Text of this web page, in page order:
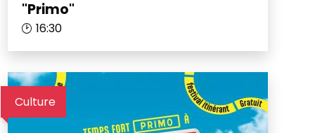
"Primo"
16:30
Culture